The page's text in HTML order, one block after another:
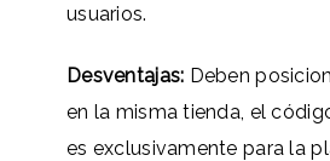
usuarios.
Desventajas: Deben
en la misma tienda, el
es exclusivamente para la